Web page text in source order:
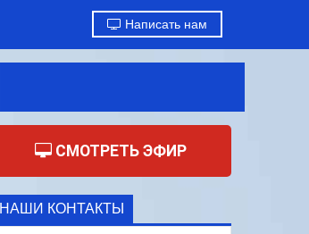
Написать нам
СМОТРЕТЬ ЭФИР
НАШИ КОНТАКТЫ